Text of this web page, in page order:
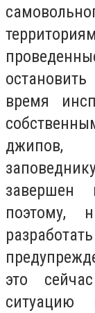
время
джипов,
завершен
поэтому,
это
ситуацию